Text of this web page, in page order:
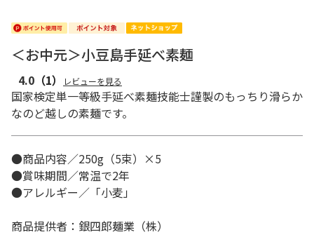
＜お中元＞小豆島手延べ素麺
4.0 （1） レビューを見る
国家検定単一等級手延べ素麺技能士謹製のもっちり滑らか
なのど越しの素麺です。
●商品内容／250g（5束）×5
●賞味期間／常温で2年
●アレルギー／「小麦」
商品提供者：銀四郎麺業（株）